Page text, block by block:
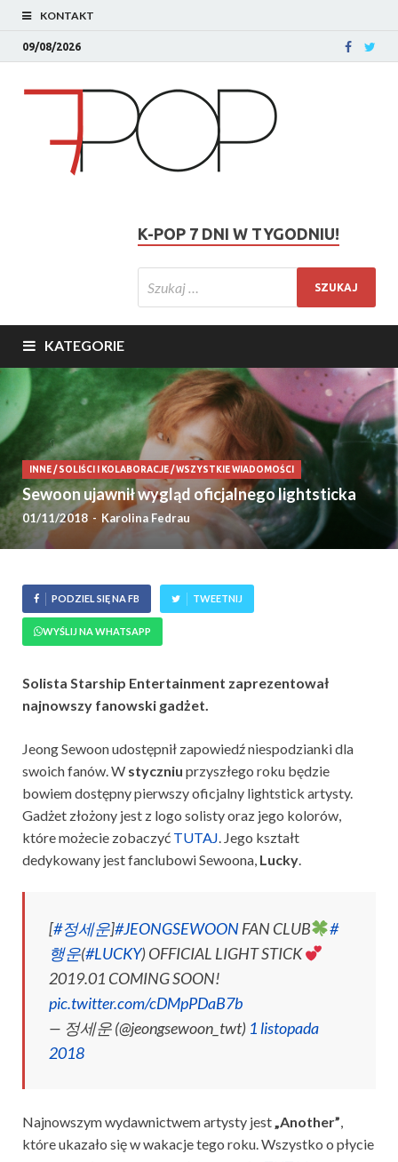
KONTAKT
09/08/2026
K-POP 7 DNI W TYGODNIU!
KATEGORIE
INNE/SOLIŚCI I KOLABORACJE/WSZYSTKIE WIADOMOŚCI
Sewoon ujawnił wygląd oficjalnego lightsticka
01/11/2018 - Karolina Fedrau
PODZIEL SIĘ NA FB TWEETNIJ
WYŚLIJ NA WHATSAPP
Solista Starship Entertainment zaprezentował
najnowszy fanowski gadżet.
Jeong Sewoon udostępnił zapowiedź niespodzianki dla
swoich fanów. W styczniu przyszłego roku będzie
bowiem dostępny pierwszy oficjalny lightstick artysty.
Gadżet złożony jest z logo solisty oraz jego kolorów,
które możecie zobaczyć TUTAJ. Jego kształt
dedykowany jest fanclubowi Sewoona, Lucky.
[#정세운]#JEONGSEWOON FAN CLUB
#
행운(#LUCKY) OFFICIAL LIGHT STICK
2019.01 COMING SOON!
pic.twitter.com/cDMpPDaB7b
— 정세운 (@jeongsewoon_twt) 1 listopada
2018
Najnowszym wydawnictwem artysty jest„Another”,
które ukazało się w wakacje tego roku. Wszystko o płycie